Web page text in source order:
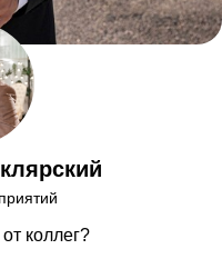
коллег?